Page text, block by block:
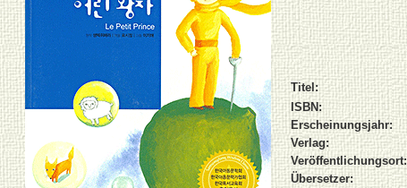
Titel:
ISBN:
Erscheinungsjahr:
Verlag:
Veröffentlichungsort:
Übersetzer: